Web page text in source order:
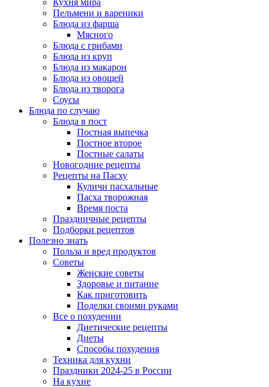
Кухня мира
Пельмени и вареники
Блюда из фарша
Мясного
Блюда с грибами
Блюда из круп
Блюда из макарон
Блюда из овощей
Блюда из творога
Соусы
Блюда по случаю
Блюда в пост
Постная выпечка
Постное второе
Постные салаты
Новогодние рецепты
Рецепты на Пасху
Куличи пасхальные
Пасха творожная
Время поста
Праздничные рецепты
Подборки рецептов
Полезно знать
Польза и вред продуктов
Советы
Женские советы
Здоровье и питание
Как приготовить
Поделки своими руками
Все о похудении
Диетические рецепты
Диеты
Способы похудения
Техника для кухни
Праздники 2024-25 в России
На кухне